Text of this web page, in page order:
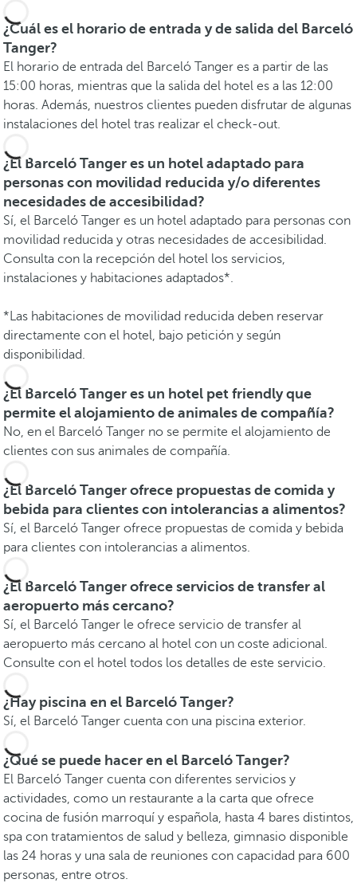
¿Cuál es el horario de entrada y de salida del Barceló
Tanger?
El horario de entrada del Barceló Tanger es a partir de las
15:00 horas, mientras que la salida del hotel es a las 12:00
horas. Además, nuestros clientes pueden disfrutar de algunas
instalaciones del hotel tras realizar el check-out.
¿El Barceló Tanger es un hotel adaptado para
personas con movilidad reducida y/o diferentes
necesidades de accesibilidad?
Sí, el Barceló Tanger es un hotel adaptado para personas con
movilidad reducida y otras necesidades de accesibilidad.
Consulta con la recepción del hotel los servicios,
instalaciones y habitaciones adaptados*.
*Las habitaciones de movilidad reducida deben reservar
directamente con el hotel, bajo petición y según
disponibilidad.
¿El Barceló Tanger es un hotel pet friendly que
permite el alojamiento de animales de compañía?
No, en el Barceló Tanger no se permite el alojamiento de
clientes con sus animales de compañía.
¿El Barceló Tanger ofrece propuestas de comida y
bebida para clientes con intolerancias a alimentos?
Sí, el Barceló Tanger ofrece propuestas de comida y bebida
para clientes con intolerancias a alimentos.
¿El Barceló Tanger ofrece servicios de transfer al
aeropuerto más cercano?
Sí, el Barceló Tanger le ofrece servicio de transfer al
aeropuerto más cercano al hotel con un coste adicional.
Consulte con el hotel todos los detalles de este servicio.
¿Hay piscina en el Barceló Tanger?
Sí, el Barceló Tanger cuenta con una piscina exterior.
¿Qué se puede hacer en el Barceló Tanger?
El Barceló Tanger cuenta con diferentes servicios y
actividades, como un restaurante a la carta que ofrece
cocina de fusión marroquí y española, hasta 4 bares distintos,
spa con tratamientos de salud y belleza, gimnasio disponible
las 24 horas y una sala de reuniones con capacidad para 600
personas, entre otros.